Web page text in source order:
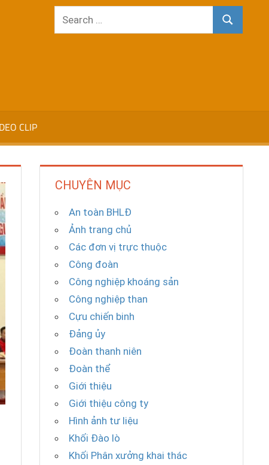
Search
for:
Search
CLIP
CHUYÊN MỤC
An toàn BHLĐ
Ảnh trang chủ
Các đơn vị trực thuộc
Công đoàn
Công nghiệp khoáng sản
Công nghiệp than
Cựu chiến binh
Đảng ủy
Đoàn thanh niên
Đoàn thể
Giới thiệu
Giới thiệu công ty
Hình ảnh tư liệu
Khối Đào lò
Khối Phân xưởng khai thác